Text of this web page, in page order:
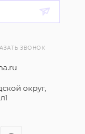
ЗВОНОК
округ,